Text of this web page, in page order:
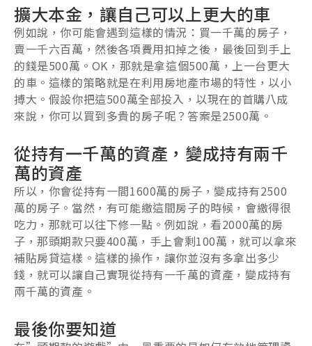
擴大本金，讓自己可以上更大的車
例如說，你可能會遇到這樣的情況：買一千萬的房子，
賣一千六百萬，然後各項費用扣掉之後，最後回到手上
的錢是500萬。OK，那就是拿這個500萬，上一台更大
的車。這樣的策略就是在利用房地產市場的特性，以小
搏大。假設你把這500萬全部投入，以現在的首購八成
來說，你可以買到多貴的房子呢？答案是2500萬。
從持有一千萬的資產，變成持有兩千
萬的資產
所以，你會從持有一間1600萬的房子，變成持有2500
萬的房子。當然，有可能繳這間房子的時候，會繳得很
吃力，那就可以往下修一點。例如說，看2000萬的房
子，那頭期款只要400萬，手上會剩100萬，就可以拿來
補貼房貸這樣。這樣的操作，讓你並沒有多拿出多少
錢，就可以讓自己實現從持有一千萬的資產，變成持有
兩千萬的資產。
最後你要知道